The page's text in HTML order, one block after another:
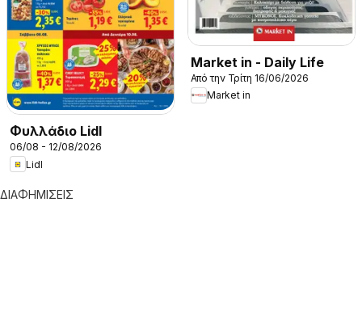
Φυλλάδιο Lidl
06/08 - 12/08/2026
Lidl
Market in - Daily Life
Από την Τρίτη 16/06/2026
Market in
ΔΙΑΦΗΜΙΣΕΙΣ